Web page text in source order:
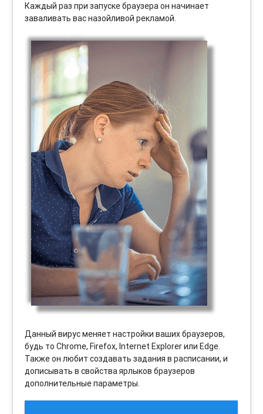
Каждый раз при запуске браузера он начинает
заваливать вас назойливой рекламой.
Данный вирус меняет настройки ваших браузеров,
будь то Chrome, Firefox, Internet Explorer или Edge.
Также он любит создавать задания в расписании, и
дописывать в свойства ярлыков браузеров
дополнительные параметры.